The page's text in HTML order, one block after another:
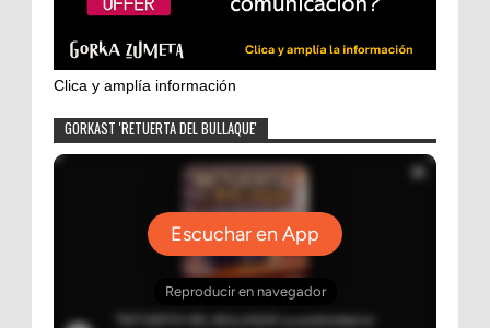
Clica y amplía información
GORKAST 'RETUERTA DEL BULLAQUE'